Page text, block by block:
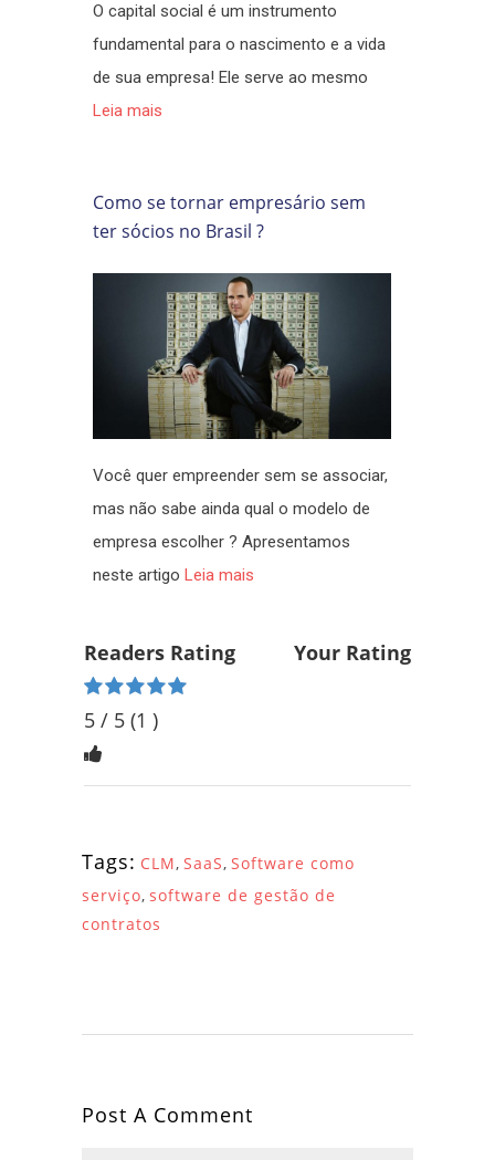
O capital social é um instrumento
fundamental para o nascimento e a vida
de sua empresa! Ele serve ao mesmo
Leia mais
Como se tornar empresário sem
ter sócios no Brasil ?
Você quer empreender sem se associar,
mas não sabe ainda qual o modelo de
empresa escolher ? Apresentamos
neste artigo Leia mais
Readers Rating
Rated 5 stars
5 / 5 (1 )
Your Rating
Tags: CLM, SaaS, Software como
serviço, software de gestão de
contratos
Post A Comment